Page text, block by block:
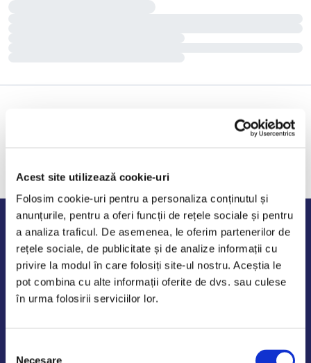
Acest site utilizează cookie-uri
Folosim cookie-uri pentru a personaliza conținutul și
anunțurile, pentru a oferi funcții de rețele sociale și pentru
a analiza traficul. De asemenea, le oferim partenerilor de
rețele sociale, de publicitate și de analize informații cu
privire la modul în care folosiți site-ul nostru. Aceștia le
pot combina cu alte informații oferite de dvs. sau culese
în urma folosirii serviciilor lor.
Necesare
Program de lucru
Luni - Vineri: 09:00-18:00
Sambata - Duminica: 10:00-14:00